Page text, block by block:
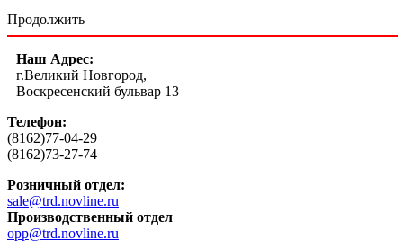
Продолжить
Наш Адрес:
г.Великий Новгород,
Воскресенский бульвар 13
Телефон:
(8162)77-04-29
(8162)73-27-74
Розничный отдел:
sale@trd.novline.ru
Производственный отдел
opp@trd.novline.ru